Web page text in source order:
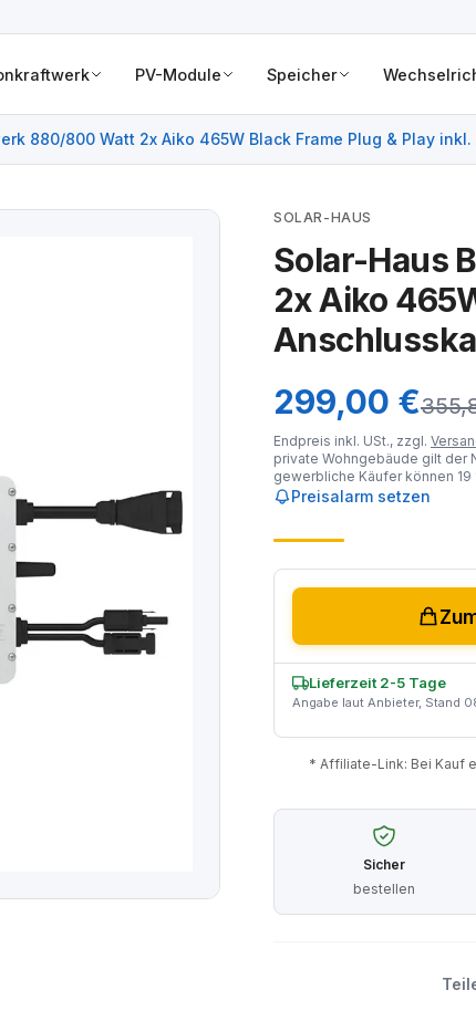
PV-Module Speicher
880/800 Watt 2x Aiko 465W Black Frame Plug & Play
SOLAR-HAUS
Solar-Haus
2x Aiko
299,00 €
Endpreis inkl. USt., zzgl.
private Wohngebäude gilt der
gewerbliche Käufer können
Preisalarm setzen
Lieferzeit 2-5 Tage
Angabe laut Anbieter, Stand
* Affiliate-Link: Bei Kauf
Sicher
bestellen